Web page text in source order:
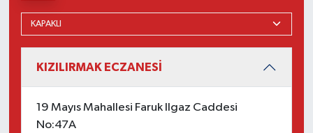
KIZILIRMAK ECZANESİ
19 Mayıs Mahallesi Faruk Ilgaz Caddesi
No:47A